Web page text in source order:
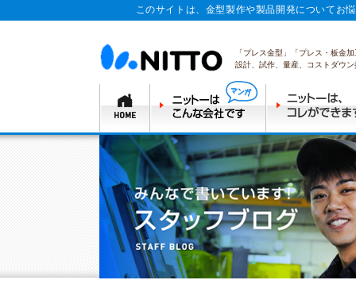
このサイトは、金型製作や製品開発についてお
「プレス金型」「プレス・板金
設計、試作、量産、コストダウ